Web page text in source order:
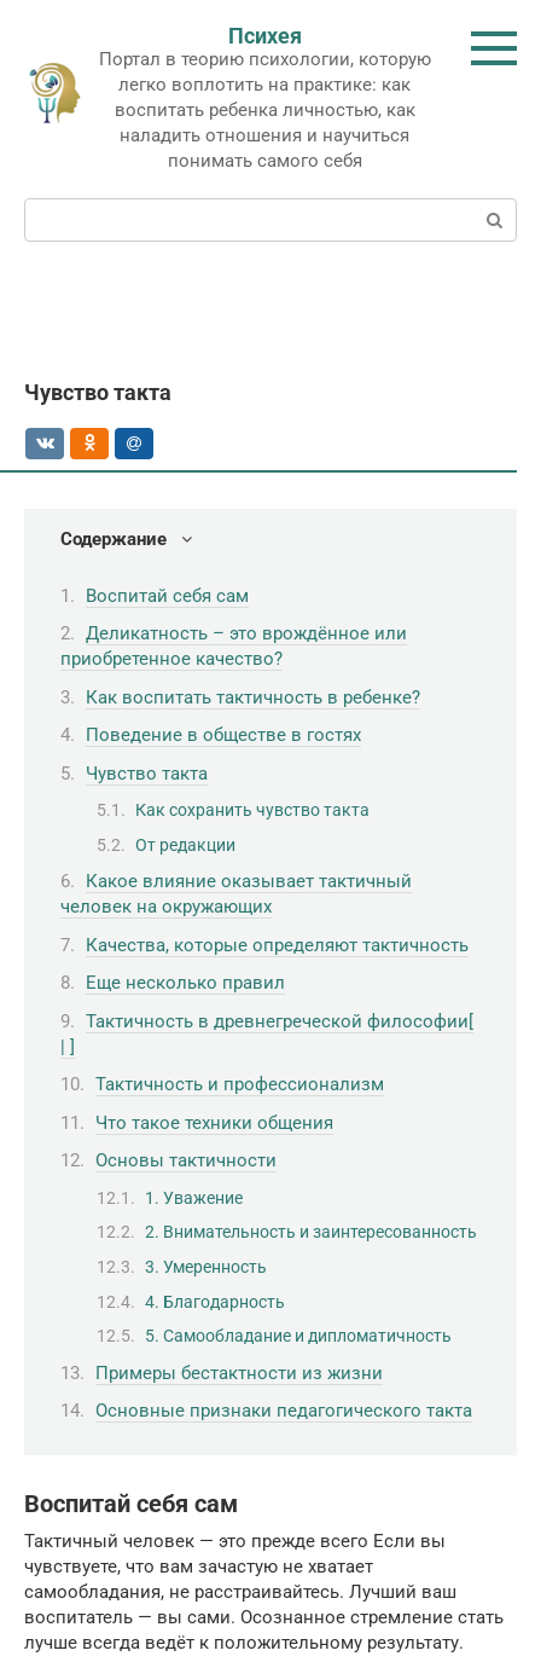
контенту
Психея
Портал в теорию психологии, которую
легко воплотить на практике: как
воспитать ребенка личностью, как
наладить отношения и научиться
понимать самого себя
Поиск:
Чувство такта
Содержание
Воспитай себя сам
Деликатность – это врождённое или
приобретенное качество?
Как воспитать тактичность в ребенке?
Поведение в обществе в гостях
Чувство такта
Как сохранить чувство такта
От редакции
Какое влияние оказывает тактичный
человек на окружающих
Качества, которые определяют тактичность
Еще несколько правил
Тактичность в древнегреческой философии[
| ]
Тактичность и профессионализм
Что такое техники общения
Основы тактичности
1. Уважение
2. Внимательность и заинтересованность
3. Умеренность
4. Благодарность
5. Самообладание и дипломатичность
Примеры бестактности из жизни
Основные признаки педагогического такта
Воспитай себя сам
Тактичный человек — это прежде всего Если вы
чувствуете, что вам зачастую не хватает
самообладания, не расстраивайтесь. Лучший ваш
воспитатель — вы сами. Осознанное стремление стать
лучше всегда ведёт к положительному результату.